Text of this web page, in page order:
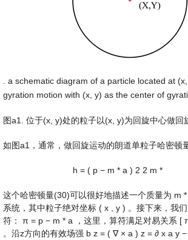
. a schematic diagram of a particle located at
gyration motion with (x, y) as the center of
图a1. 位于(x, y)处的粒子以(x, y)为回旋中心做回
如图a1，通常，做回旋运动的朗道单粒子哈密顿
h = ( p − m * a ) 2 2 m *
这个哈密顿量(30)可以很好地描述一个质量为 m *
系统，其中粒子绝对坐标 ( x y ) 。接下来，我
符： π = p − m * a ，这里，算符满足对易关系 [
。沿z方向的有效场强 b z = ( ∇ × a ) z = ∂ x a y −